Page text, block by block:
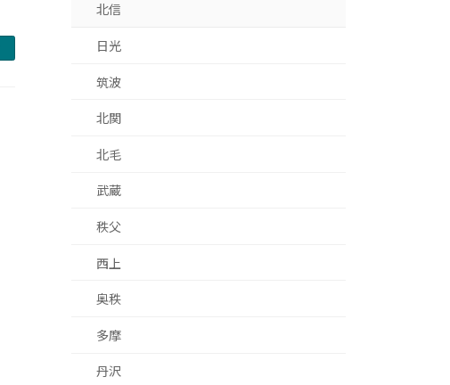
北信
日光
筑波
北関
北毛
武蔵
秩父
西上
奥秩
多摩
丹沢